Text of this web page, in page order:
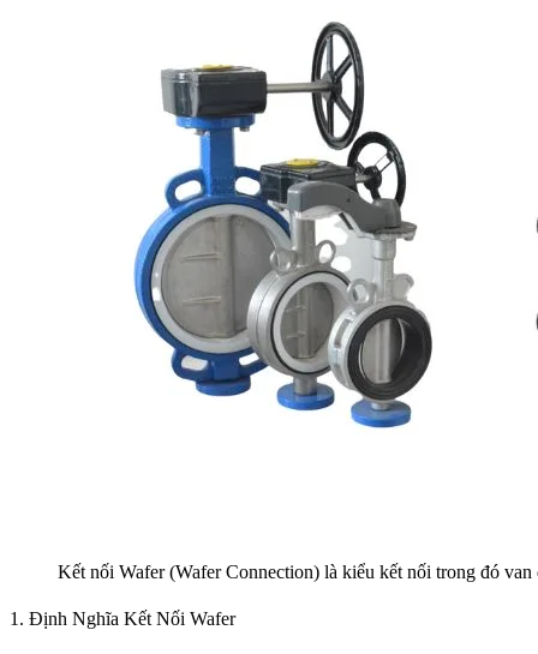
Kết nối Wafer (Wafer Connection) là kiểu kết nối trong đó
1. Định Nghĩa Kết Nối Wafer